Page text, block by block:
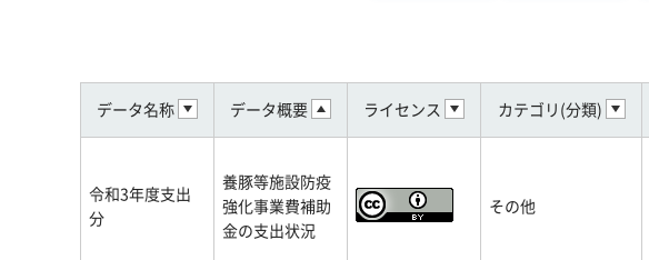
データ名称 データ概要 ライセンス カテゴリ(分類)
令和3年度支出
分
養豚等施設防疫
強化事業費補助
金の支出状況
その他